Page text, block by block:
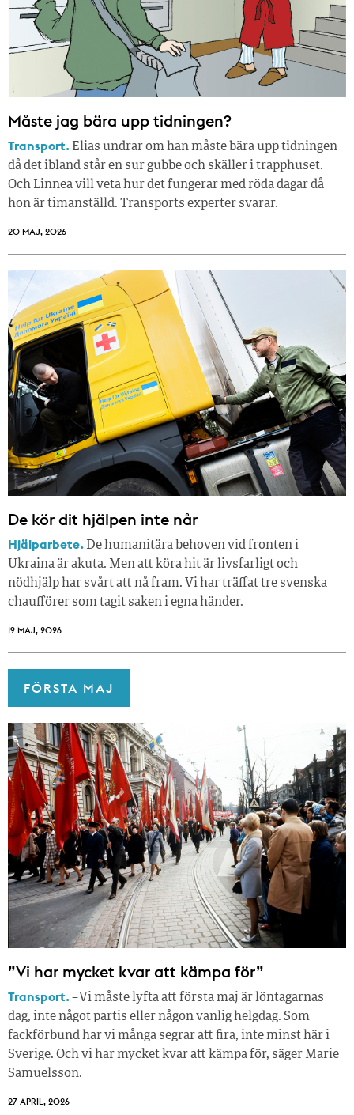
Måste jag bära upp tidningen?
Transport. Elias undrar om han måste bära upp tidningen
då det ibland står en sur gubbe och skäller i trapphuset.
Och Linnea vill veta hur det fungerar med röda dagar då
hon är timanställd. Transports experter svarar.
20 MAJ, 2026
De kör dit hjälpen inte når
Hjälparbete. De humanitära behoven vid fronten i
Ukraina är akuta. Men att köra hit är livsfarligt och
nödhjälp har svårt att nå fram. Vi har träffat tre svenska
chaufförer som tagit saken i egna händer.
19 MAJ, 2026
FÖRSTA MAJ
”Vi har mycket kvar att kämpa för”
Transport.– Vi måste lyfta att första maj är löntagarnas
dag, inte något partis eller någon vanlig helgdag. Som
fackförbund har vi många segrar att fira, inte minst här i
Sverige. Och vi har mycket kvar att kämpa för, säger Marie
Samuelsson.
27 APRIL, 2026